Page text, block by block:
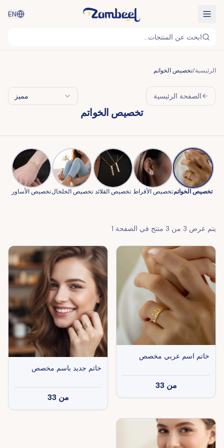
EN
ابحث عن المنتجات...
الرئيسية/تخصيص الخواتم
الصفحة الرئيسية مميز
تخصيص الخواتم
تخصيص الخواتمتخصيص الأقراط تخصيص القلائد تخصيص الخلخالتخصيص الأساور
يتم عرض 3 من 3 منتج في الصفحة 1
خاتم اسم عربي مخصص
من 33
خاتم جديد باسم مخصص
من 33